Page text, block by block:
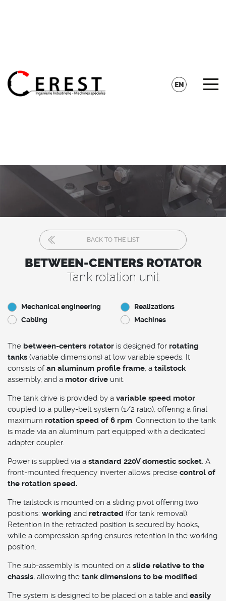
EN
BACK TO THE LIST
BETWEEN-CENTERS ROTATOR
Tank rotation unit
Mechanical engineering
Realizations
Cabling
Machines
The between-centers rotator is designed for rotating
tanks (variable dimensions) at low variable speeds. It
consists ofan aluminum profile frame, a tailstock
assembly, and a motor drive unit.
The tank drive is provided by a variable speed motor
coupled to a pulley-belt system (1/2 ratio), offering a final
maximum rotation speed of 6 rpm. Connection to the tank
is made via an aluminum part equipped with a dedicated
adapter coupler.
Power is supplied via a standard 220V domestic socket. A
front-mounted frequency inverter allows precise control of
the rotation speed.
The tailstock is mounted on a sliding pivot offering two
positions: working and retracted (for tank removal).
Retention in the retracted position is secured by hooks,
while a compression spring ensures retention in the working
position.
The sub-assembly is mounted on a slide relative to the
chassis, allowing the tank dimensions to be modified.
The system is designed to be placed on a table and easily